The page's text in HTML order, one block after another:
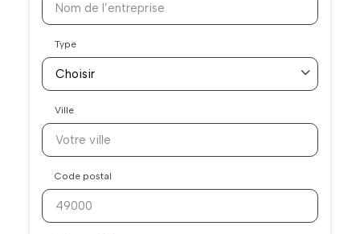
Type
Ville
Code postal